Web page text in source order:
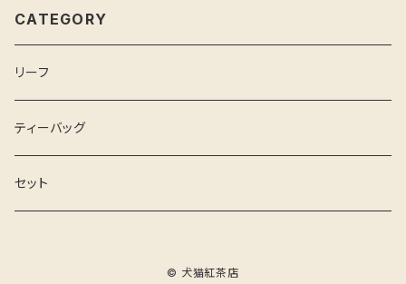
CATEGORY
リーフ
ティーバッグ
セット
© 犬猫紅茶店